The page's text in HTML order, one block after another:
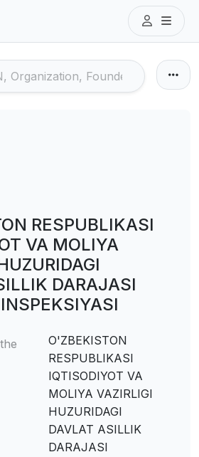
RESPUBLIKASI
VA MOLIYA
DARAJASI
O'ZBEKISTON
RESPUBLIKASI
IQTISODIYOT VA
MOLIYA VAZIRLIGI
HUZURIDAGI
DAVLAT ASILLIK
DARAJASI